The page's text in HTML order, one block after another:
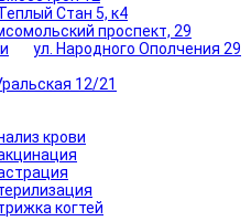
Стан 5, к4
проспект, 29
ул. Народного Ополчения 29
12/21
крови
когтей